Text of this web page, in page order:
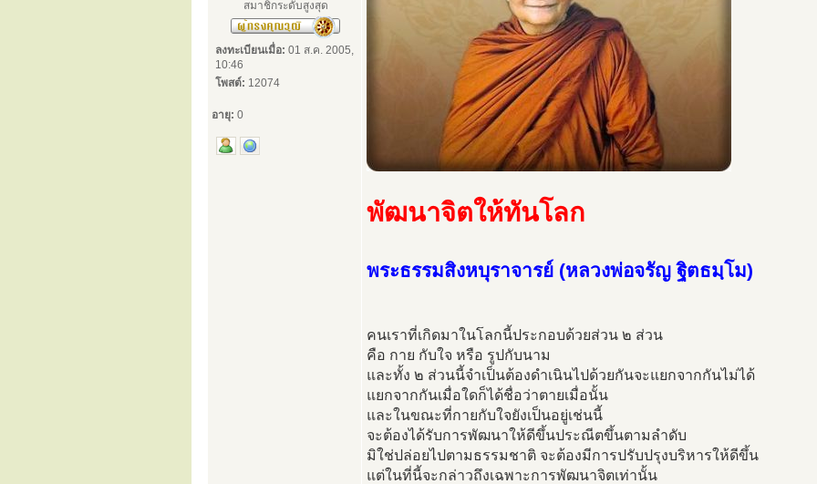
สมาชิกระดับสูงสุด
ลงทะเบียนเมื่อ: 01 ส.ค. 2005,
10:46
โพสต์: 12074
อายุ: 0
พัฒนาจิตให้ทันโลก
พระธรรมสิงหบุราจารย์ (หลวงพ่อจรัญ ฐิตธมฺโม)
คนเราที่เกิดมาในโลกนี้ประกอบด้วยส่วน ๒ ส่วน
คือ กาย กับใจ หรือ รูปกับนาม
และทั้ง ๒ ส่วนนี้จำเป็นต้องดำเนินไปด้วยกันจะแยกจากกันไม่ได้
แยกจากกันเมื่อใดก็ได้ชื่อว่าตายเมื่อนั้น
และในขณะที่กายกับใจยังเป็นอยู่เช่นนี้
จะต้องได้รับการพัฒนาให้ดีขึ้นประณีตขึ้นตามลำดับ
มิใช่ปล่อยไปตามธรรมชาติ จะต้องมีการปรับปรุงบริหารให้ดีขึ้น
แต่ในที่นี้จะกล่าวถึงเฉพาะการพัฒนาจิตเท่านั้น